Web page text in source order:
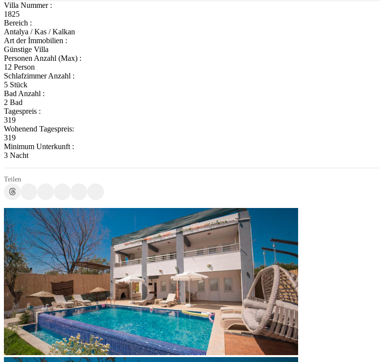
Villa Nummer :
1825
Bereich :
Antalya / Kas / Kalkan
Art der İmmobilien :
Günstige Villa
Personen Anzahl (Max) :
12 Person
Schlafzimmer Anzahl :
5 Stück
Bad Anzahl :
2 Bad
Tagespreis :
319
Wohenend Tagespreis:
319
Minimum Unterkunft :
3 Nacht
Teilen